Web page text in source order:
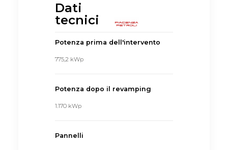
Dati
tecnici
Potenza prima dell'intervento
775,2 kWp
Potenza dopo il revamping
1.170 kWp
Pannelli